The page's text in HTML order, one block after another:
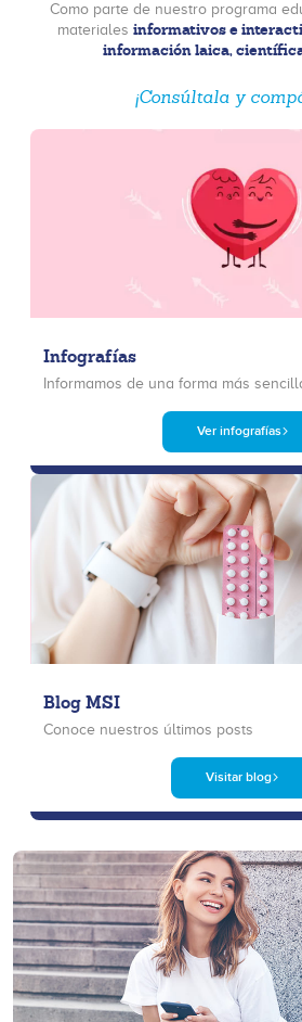
Como parte de nuestro programa
materiales informativos e
información laica,
¡Consúltala y
Infografías
Informamos de una forma más
Ver infografías
Blog MSI
Conoce nuestros últimos posts
Visitar blog